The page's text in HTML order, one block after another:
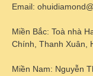
Email:
Miền Bắc: Toà nhà
Chính, Thanh Xuân,
Miền Nam: Nguyễn